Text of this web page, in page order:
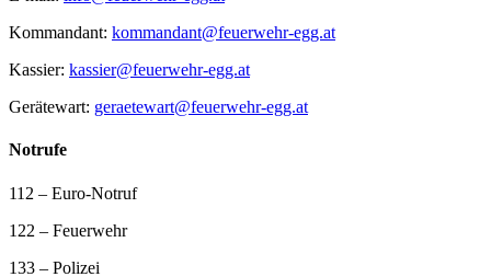
Kommandant: kommandant@feuerwehr-egg.at
Kassier: kassier@feuerwehr-egg.at
Gerätewart: geraetewart@feuerwehr-egg.at
Notrufe
112 – Euro-Notruf
122 – Feuerwehr
133 – Polizei